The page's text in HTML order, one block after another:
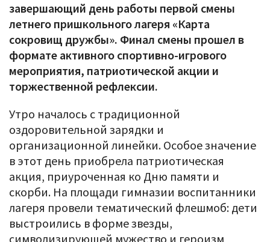
завершающий день работы первой смены
летнего пришкольного лагеря «Карта
сокровищ дружбы». Финал смены прошел в
формате активного спортивно-игрового
мероприятия, патриотической акции и
торжественной рефлексии.
Утро началось с традиционной
оздоровительной зарядки и
организационной линейки. Особое значение
в этот день приобрела патриотическая
акция, приуроченная ко Дню памяти и
скорби. На площади гимназии воспитанники
лагеря провели тематический флешмоб: дети
выстроились в форме звезды,
символизирующей мужество и героизм